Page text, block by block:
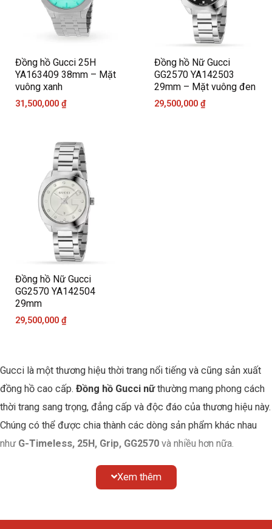
Đồng hồ Gucci 25H
YA163409 38mm – Mặt
vuông xanh
31,500,000 ₫
Đồng hồ Nữ Gucci
GG2570 YA142503
29mm – Mặt vuông đen
29,500,000 ₫
Đồng hồ Nữ Gucci
GG2570 YA142504
29mm
29,500,000 ₫
Gucci là một thương hiệu thời trang nổi tiếng và cũng sản xuất
đồng hồ cao cấp. Đồng hồ Gucci nữthường mang phong cách
thời trang sang trọng, đẳng cấp và độc đáo của thương hiệu này.
Chúng có thể được chia thành các dòng sản phẩm khác nhau
như G-Timeless, 25H, Grip, GG2570 và nhiều hơn nữa.
nữ thường có thiết kế đa dạng với nhiều mẫu mã
khác nhau, bao gồm các vỏ và dây đeo được làm từ thép không
thường được thiết kế độc đáo với các chi tiết như logo của
Xem thêm